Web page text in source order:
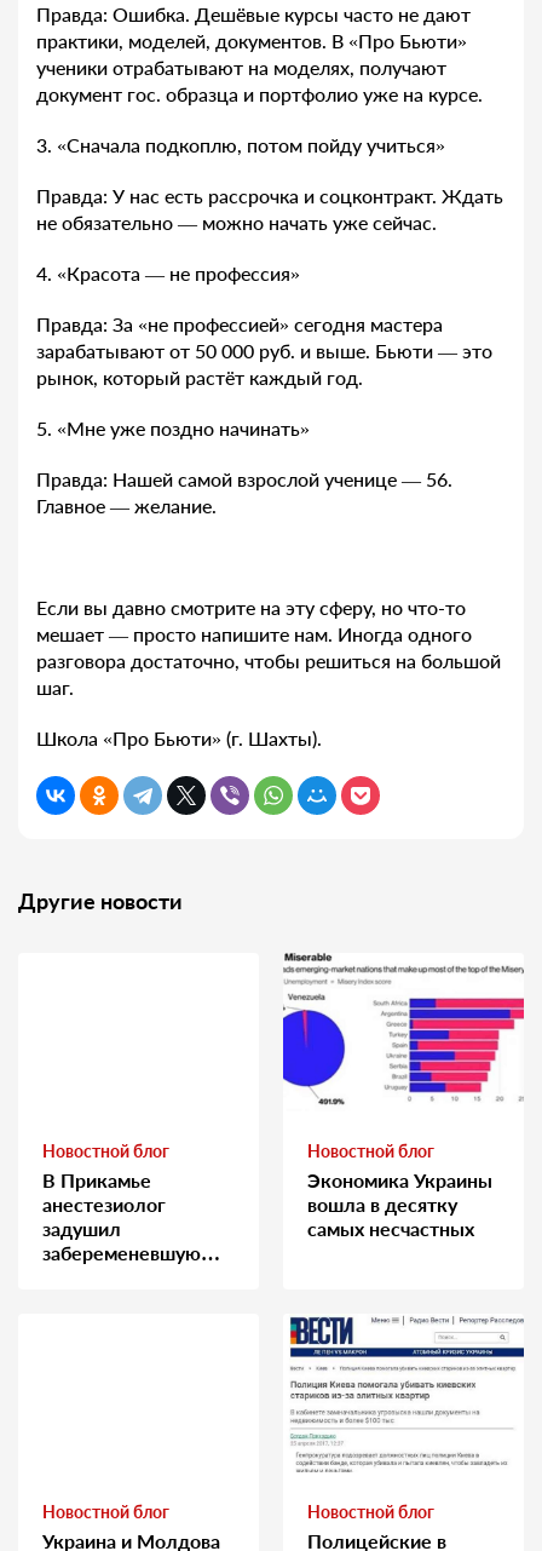
Правда: Ошибка. Дешёвые курсы часто не дают
практики, моделей, документов. В «Про Бьюти»
ученики отрабатывают на моделях, получают
документ гос. образца и портфолио уже на курсе.
3. «Сначала подкоплю, потом пойду учиться»
Правда: У нас есть рассрочка и соцконтракт. Ждать
не обязательно — можно начать уже сейчас.
4. «Красота — не профессия»
Правда: За «не профессией» сегодня мастера
зарабатывают от 50 000 руб. и выше. Бьюти — это
рынок, который растёт каждый год.
5. «Мне уже поздно начинать»
Правда: Нашей самой взрослой ученице — 56.
Главное — желание.
Если вы давно смотрите на эту сферу, но что-то
мешает — просто напишите нам. Иногда одного
разговора достаточно, чтобы решиться на большой
шаг.
Школа «Про Бьюти» (г. Шахты).
Другие новости
Новостной блог
В Прикамье
анестезиолог
задушил
забеременевшую
Новостной блог
Экономика Украины
вошла в десятку
самых несчастных
Новостной блог
Украина и Молдова
Новостной блог
Полицейские в